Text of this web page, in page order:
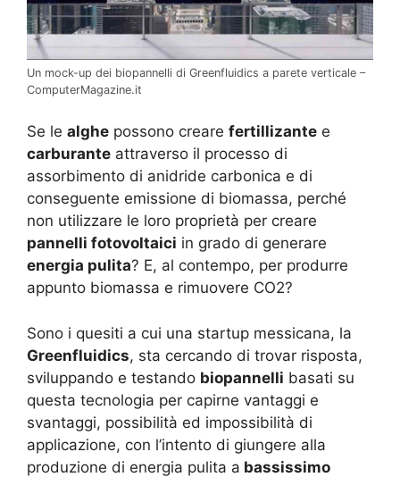
Un mock-up dei biopannelli di Greenfluidics a parete verticale –
ComputerMagazine.it
Se le alghe possono creare fertillizante e
carburante attraverso il processo di
assorbimento di anidride carbonica e di
conseguente emissione di biomassa, perché
non utilizzare le loro proprietà per creare
pannelli fotovoltaici in grado di generare
energia pulita? E, al contempo, per produrre
appunto biomassa e rimuovere CO2?
Sono i quesiti a cui una startup messicana, la
Greenfluidics, sta cercando di trovar risposta,
sviluppando e testando biopannelli basati su
questa tecnologia per capirne vantaggi e
svantaggi, possibilità ed impossibilità di
applicazione, con l’intento di giungere alla
produzione di energia pulita a bassissimo